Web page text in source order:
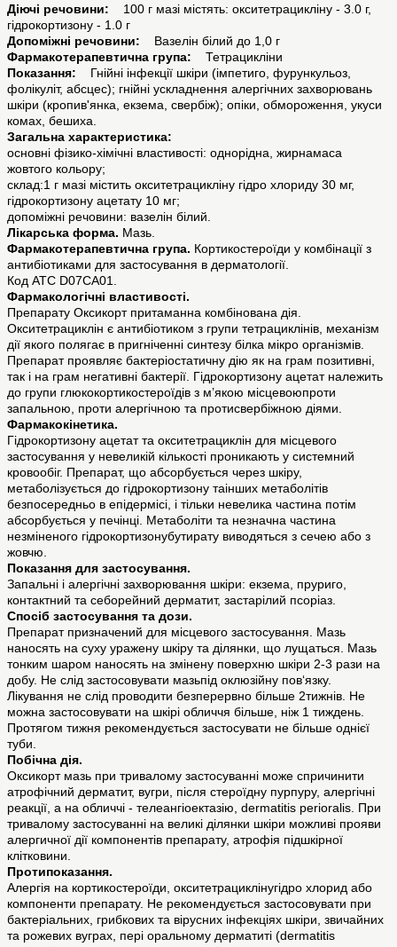
Діючі речовини: 100 г мазі містять: окситетрацикліну - 3.0 г,
гідрокортизону - 1.0 г
Допоміжні речовини: Вазелін білий до 1,0 г
Фармакотерапевтична група:
Тетрацикліни
Показання:
Гнійні інфекції шкіри (імпетиго, фурункульоз,
фолікуліт, абсцес); гнійні ускладнення алергічних захворювань
шкіри (кропив'янка, екзема, свербіж); опіки, обмороження, укуси
комах, бешиха.
Загальна характеристика:
основні фізико-хімічні властивості: однорідна, жирнамаса
жовтого кольору;
склад:1 г мазі містить окситетрацикліну гідро хлориду 30 мг,
гідрокортизону ацетату 10 мг;
допоміжні речовини: вазелін білий.
Лікарська форма. Мазь.
Фармакотерапевтична група. Кортикостероїди у комбінації з
антибіотиками для застосування в дерматології.
Код АТС D07СA01.
Фармакологічні властивості.
Препарату Оксикорт притаманна комбінована дія.
Окситетрациклін є антибіотиком з групи тетрациклінів, механізм
дії якого полягає в пригніченні синтезу білка мікро організмів.
Препарат проявляє бактеріостатичну дію як на грам позитивні,
так і на грам негативні бактерії. Гідрокортизону ацетат належить
до групи глюкокортикостероїдів з м’якою місцевоюпроти
запальною, проти алергічною та протисвербіжною діями.
Фармакокінетика.
Гідрокортизону ацетат та окситетрациклін для місцевого
застосування у невеликій кількості проникають у системний
кровообіг. Препарат, що абсорбується через шкіру,
метаболізується до гідрокортизону таінших метаболітів
безпосередньо в епідермісі, і тільки невелика частина потім
абсорбується у печінці. Метаболіти та незначна частина
незміненого гідрокортизонубутирату виводяться з сечею або з
жовчю.
Показання для застосування.
Запальні і алергічні захворювання шкіри: екзема, пруриго,
контактний та себорейний дерматит, застарілий псоріаз.
Спосіб застосування та дози.
Препарат призначений для місцевого застосування. Мазь
наносять на суху уражену шкіру та ділянки, що лущаться. Мазь
тонким шаром наносять на змінену поверхню шкіри 2-3 рази на
добу. Не слід застосовувати мазьпід оклюзійну пов‘язку.
Лікування не слід проводити безперервно більше 2тижнів. Не
можна застосовувати на шкірі обличчя більше, ніж 1 тиждень.
Протягом тижня рекомендується застосувати не більше однієї
туби.
Побічна дія.
Оксикорт мазь при тривалому застосуванні може спричинити
атрофічний дерматит, вугри, після стероїдну пурпуру, алергічні
реакції, а на обличчі - телеангіоектазію, dermatitis perioralis. При
тривалому застосуванні на великі ділянки шкіри можливі прояви
алергичної дії компонентів препарату, атрофія підшкірної
клітковини.
Протипоказання.
Алергія на кортикостероїди, окситетрациклінугідро хлорид або
компоненти препарату. Не рекомендується застосовувати при
бактеріальних, грибкових та вірусних інфекціях шкіри, звичайних
та рожевих вуграх, пері оральному дерматиті (dermatitis